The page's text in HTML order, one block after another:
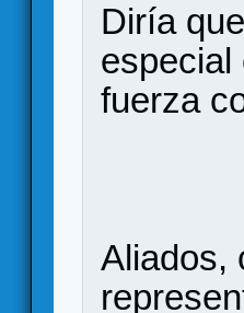
Diría
especial
fuerza
Aliados,